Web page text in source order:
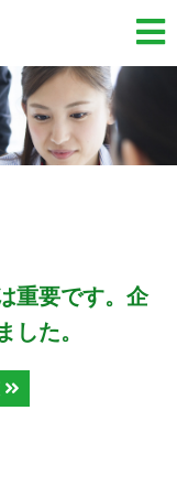
重要です。企
した。